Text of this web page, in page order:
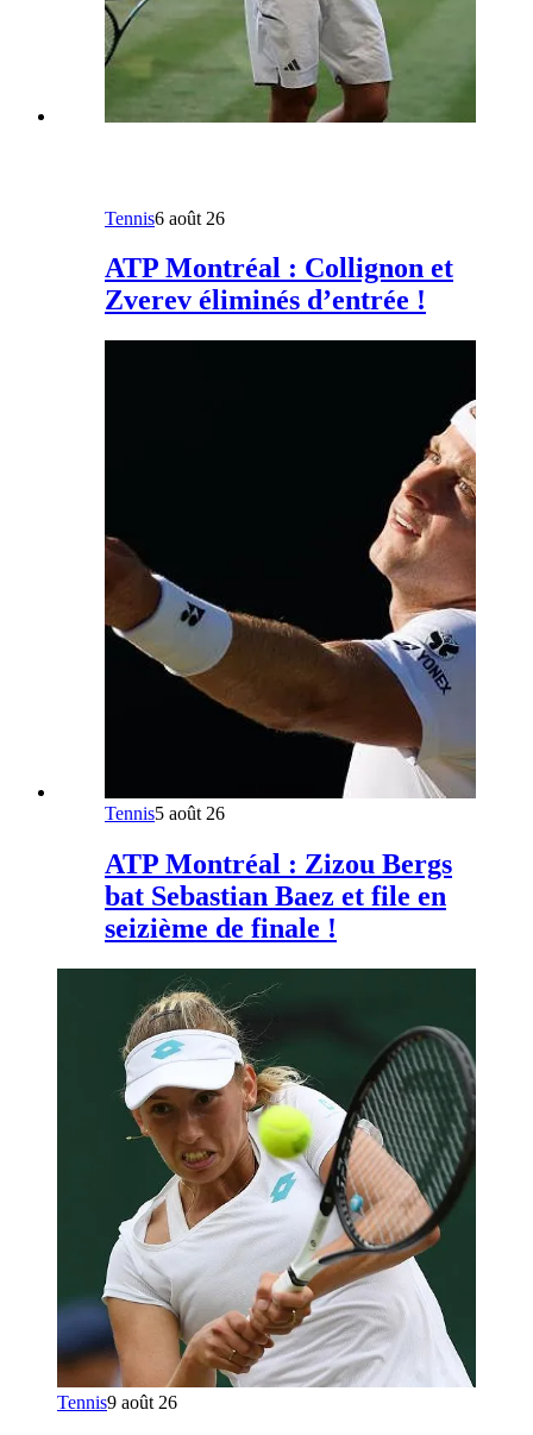
Tennis6 août 26
ATP Montréal : Collignon et
Zverev éliminés d’entrée !
Tennis5 août 26
ATP Montréal : Zizou Bergs
bat Sebastian Baez et file en
seizième de finale !
Tennis9 août 26